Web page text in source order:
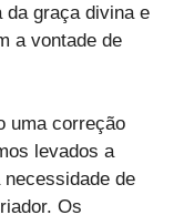
graça divina e
a vontade de
uma correção
levados a
de
Os